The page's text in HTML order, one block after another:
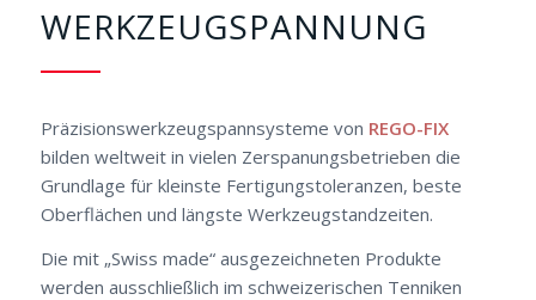
WERKZEUGSPANNUNG
Präzisionswerkzeugspannsysteme von REGO-FIX
bilden weltweit in vielen Zerspanungsbetrieben die
Grundlage für kleinste Fertigungstoleranzen, beste
Oberflächen und längste Werkzeugstandzeiten.
Die mit „Swiss made“ ausgezeichneten Produkte
werden ausschließlich im schweizerischen Tenniken